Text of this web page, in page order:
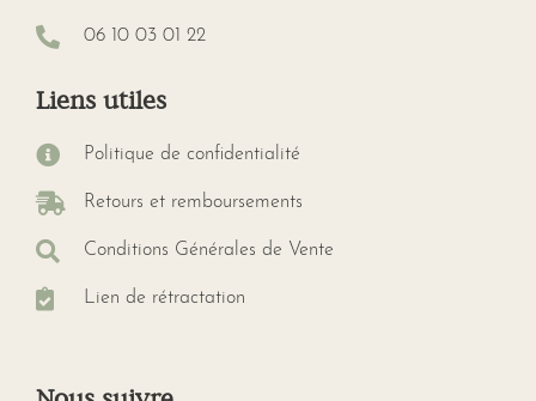
06 10 03 01 22
Liens utiles
Politique de confidentialité
Retours et remboursements
Conditions Générales de Vente
Lien de rétractation